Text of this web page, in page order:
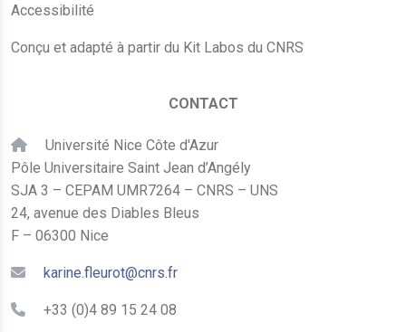
Accessibilité
Conçu et adapté à partir du Kit Labos du CNRS
CONTACT
Université Nice Côte d'Azur
Pôle Universitaire Saint Jean d’Angély
SJA 3 – CEPAM UMR7264 – CNRS – UNS
24, avenue des Diables Bleus
F – 06300 Nice
karine.fleurot@cnrs.fr
+33 (0)4 89 15 24 08